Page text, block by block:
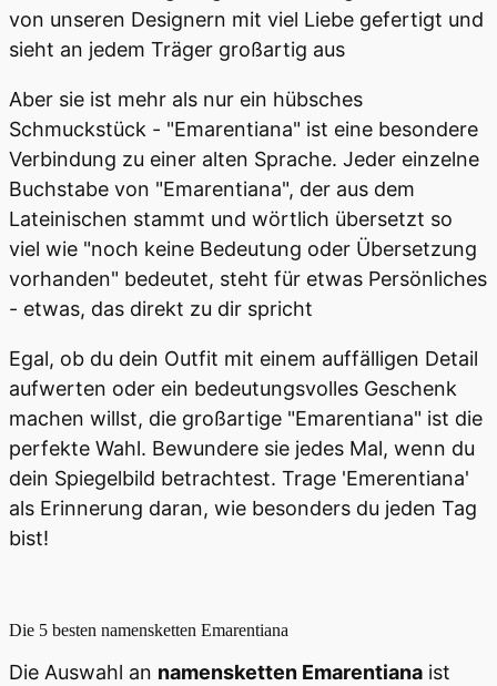
von unseren Designern mit viel Liebe gefertigt und
sieht an jedem Träger großartig aus
Aber sie ist mehr als nur ein hübsches
Schmuckstück - "Emarentiana" ist eine besondere
Verbindung zu einer alten Sprache. Jeder einzelne
Buchstabe von "Emarentiana", der aus dem
Lateinischen stammt und wörtlich übersetzt so
viel wie "noch keine Bedeutung oder Übersetzung
vorhanden" bedeutet, steht für etwas Persönliches
- etwas, das direkt zu dir spricht
Egal, ob du dein Outfit mit einem auffälligen Detail
aufwerten oder ein bedeutungsvolles Geschenk
machen willst, die großartige "Emarentiana" ist die
perfekte Wahl. Bewundere sie jedes Mal, wenn du
dein Spiegelbild betrachtest. Trage 'Emerentiana'
als Erinnerung daran, wie besonders du jeden Tag
bist!
Die 5 besten namensketten Emarentiana
Die Auswahl an namensketten Emarentiana ist